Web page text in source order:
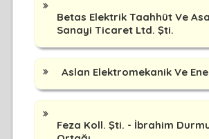
Betas Elektrik Taahhüt Ve
Sanayi Ticaret Ltd. Şti.
Aslan Elektromekanik Ve
Feza Koll. Şti. - İbrahim